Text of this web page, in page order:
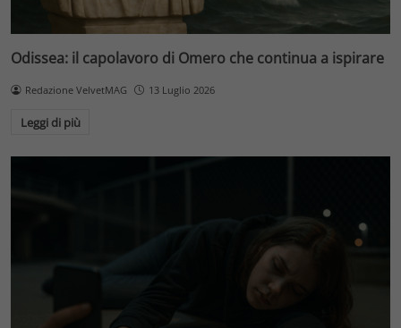
Odissea: il capolavoro di Omero che continua a ispirare
Redazione VelvetMAG 13 Luglio 2026
Leggi di più